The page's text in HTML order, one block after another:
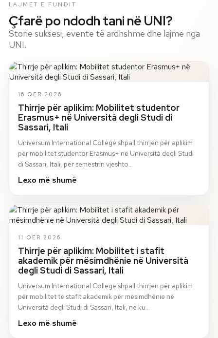
LAJMET E FUNDIT
Çfarë po ndodh tani në UNI?
Storie suksesi, evente të ardhshme dhe lajme nga
UNI.
16 QER 2026
Thirrje për aplikim: Mobilitet studentor
Erasmus+ në Università degli Studi di
Sassari, Itali
Universum International College shpall thirrjen për aplikim
për mobilitet studentor Erasmus+ në Università degli Studi
di Sassari, Itali, për semestrin vjeshto…
Lexo më shumë
11 QER 2026
Thirrje për aplikim: Mobilitet i stafit
akademik për mësimdhënie në Università
degli Studi di Sassari, Itali
Universum International College shpall thirrjen për aplikim
për mobilitet të stafit akademik për mësimdhënie në
Università degli Studi di Sassari, Itali, në ku…
Lexo më shumë